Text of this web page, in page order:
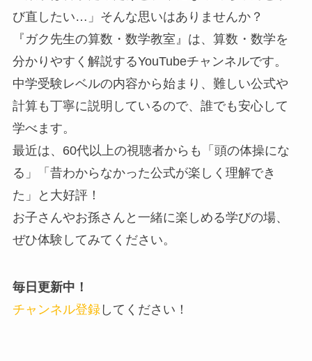
び直したい…」そんな思いはありませんか？
『ガク先生の算数・数学教室』は、算数・数学を
分かりやすく解説するYouTubeチャンネルです。
中学受験レベルの内容から始まり、難しい公式や
計算も丁寧に説明しているので、誰でも安心して
学べます。
最近は、60代以上の視聴者からも「頭の体操にな
る」「昔わからなかった公式が楽しく理解でき
た」と大好評！
お子さんやお孫さんと一緒に楽しめる学びの場、
ぜひ体験してみてください。
毎日更新中！
チャンネル登録してください！